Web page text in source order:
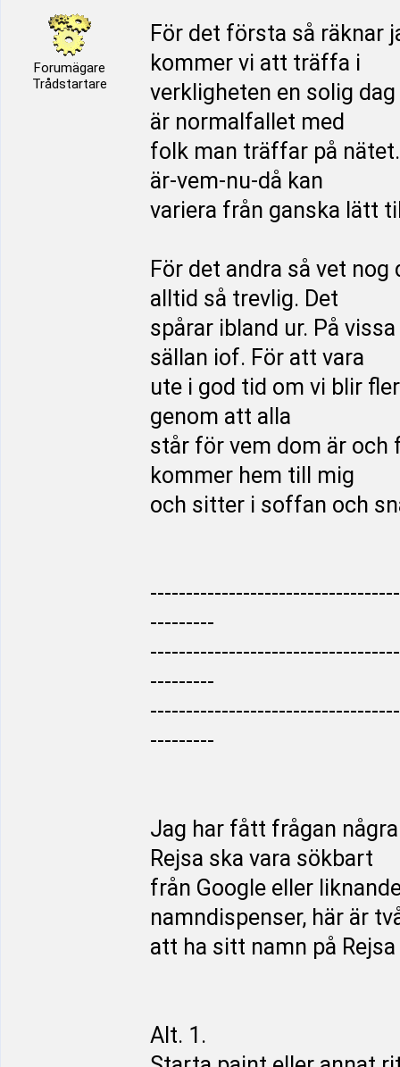
Forumägare
Trådstartare
För det första så räknar
kommer vi att träffa i
verkligheten en solig
är normalfallet med
folk man träffar på
är-vem-nu-då kan
variera från ganska lätt
För det andra så vet
alltid så trevlig. Det
spårar ibland ur. På
sällan iof. För att vara
ute i god tid om vi blir
genom att alla
står för vem dom är och
kommer hem till mig
och sitter i soffan och
---------
---------
---------
Jag har fått frågan
Rejsa ska vara sökbart
från Google eller
namndispenser, här är
att ha sitt namn på
Alt. 1.